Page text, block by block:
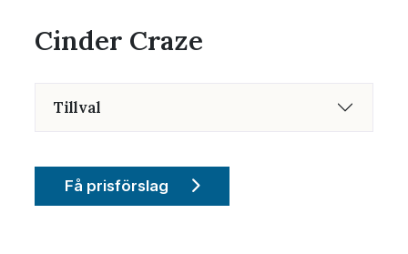
Cinder Craze
Tillval
Få prisförslag